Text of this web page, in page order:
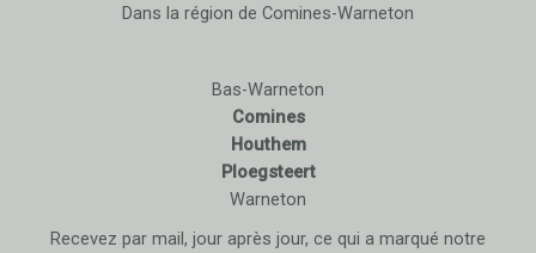
Dans la région de Comines-Warneton
Bas-Warneton
Comines
Houthem
Ploegsteert
Warneton
Recevez par mail, jour après jour, ce qui a marqué notre